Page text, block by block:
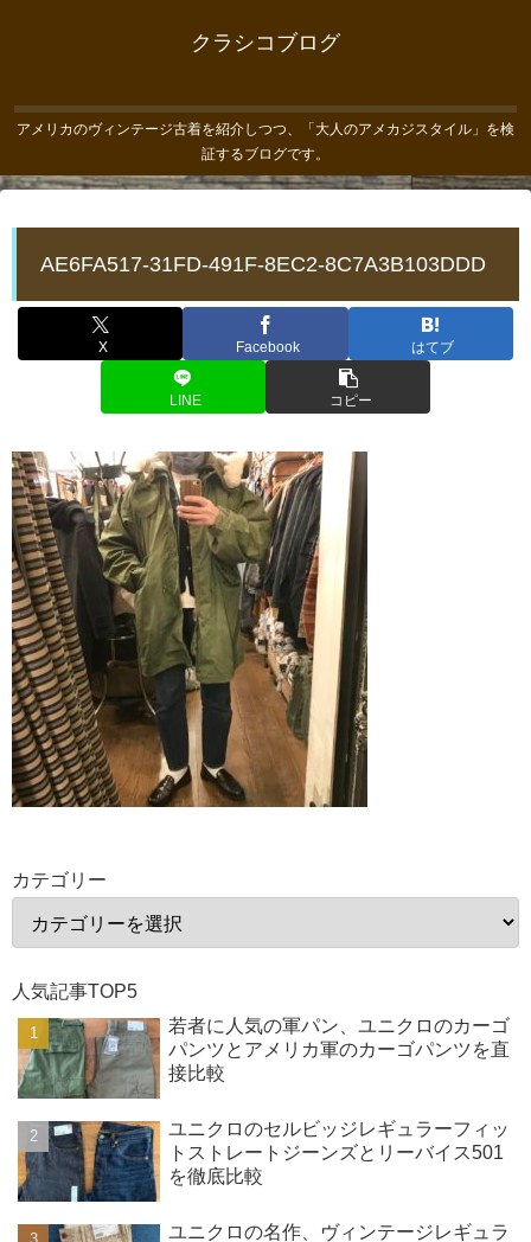
クラシコブログ
アメリカのヴィンテージ古着を紹介しつつ、「大人のアメカジスタイル」を検
証するブログです。
AE6FA517-31FD-491F-8EC2-8C7A3B103DDD
X Facebook はてブ
LINE コピー
カテゴリー
人気記事TOP5
若者に人気の軍パン、ユニクロのカーゴ
パンツとアメリカ軍のカーゴパンツを直
接比較
ユニクロのセルビッジレギュラーフィッ
トストレートジーンズとリーバイス501
を徹底比較
ユニクロの名作、ヴィンテージレギュラ